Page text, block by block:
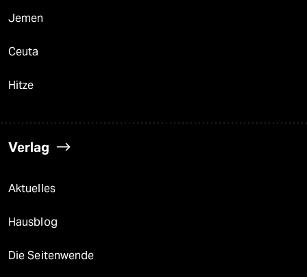
Jemen
Ceuta
Hitze
Verlag
Aktuelles
Hausblog
Die Seitenwende